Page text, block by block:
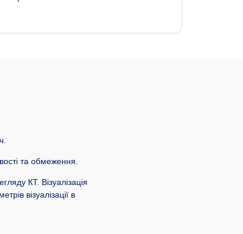
та обмеження.
КТ. Візуалізація
візуалізації в